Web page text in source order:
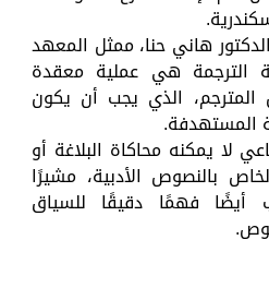
هاني حنا، ممثل المعهد
الترجمة هي عملية معقدة
الذي يجب أن يكون
المستهدفة.
لا يمكنه محاكاة البلاغة أو
بالنصوص الأدبية، مشيرًا
أيضًا فهمًا دقيقًا للسياق